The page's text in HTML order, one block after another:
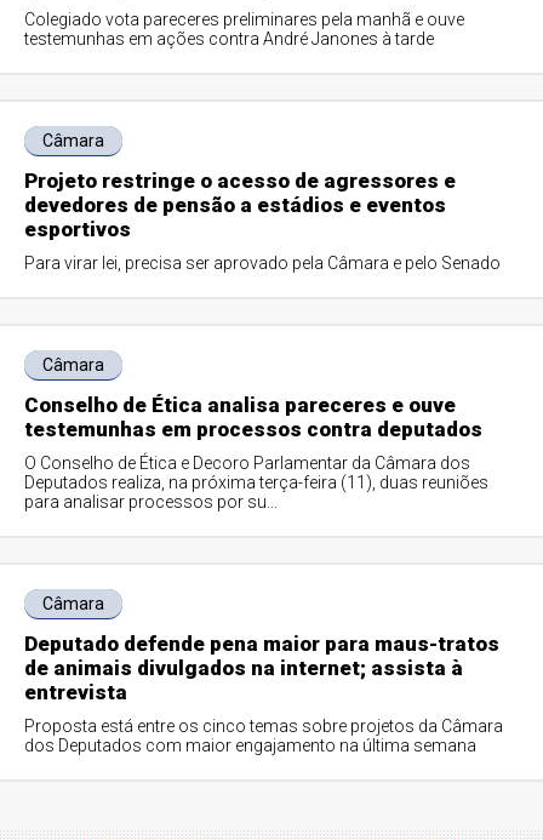
Colegiado vota pareceres preliminares pela manhã e ouve
testemunhas em ações contra André Janones à tarde
Câmara
Projeto restringe o acesso de agressores e
devedores de pensão a estádios e eventos
esportivos
Para virar lei, precisa ser aprovado pela Câmara e pelo Senado
Câmara
Conselho de Ética analisa pareceres e ouve
testemunhas em processos contra deputados
O Conselho de Ética e Decoro Parlamentar da Câmara dos
Deputados realiza, na próxima terça-feira (11), duas reuniões
para analisar processos por su...
Câmara
Deputado defende pena maior para maus-tratos
de animais divulgados na internet; assista à
entrevista
Proposta está entre os cinco temas sobre projetos da Câmara
dos Deputados com maior engajamento na última semana